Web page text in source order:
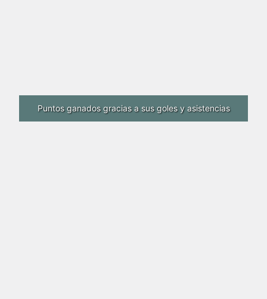
Puntos ganados gracias a sus goles y asistencias